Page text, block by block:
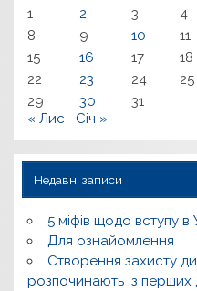
1 2 3 4
8
9 10 11
15
16 17 18
22
23 24 25
29
30
31
« Лис
Січ »
Недавні записи
5 міфів щодо вступу в
Для ознайомлення
Створення захисту
розпочинають з перших